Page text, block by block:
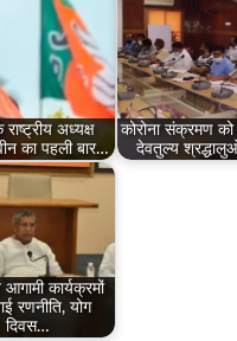
अध्यक्ष
का पहली बार…
कोरोना संक्रमण
देवतुल्य
कार्यक्रमों
रणनीति, योग
दिवस…